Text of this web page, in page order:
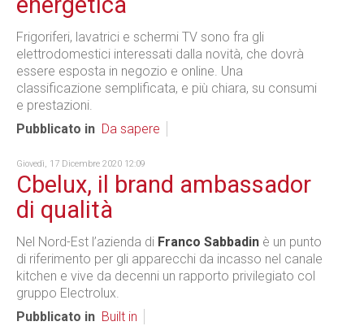
Frigoriferi, lavatrici e schermi TV sono fra gli
elettrodomestici interessati dalla novità, che dovrà
essere esposta in negozio e online. Una
classificazione semplificata, e più chiara, su consumi
e prestazioni.
Pubblicato in Da sapere
Giovedì, 17 Dicembre 2020 12:09
Cbelux, il brand ambassador
di qualità
Nel Nord-Est l’azienda di Franco Sabbadin è un punto
di riferimento per gli apparecchi da incasso nel canale
kitchen e vive da decenni un rapporto privilegiato col
gruppo Electrolux.
Pubblicato in Built in